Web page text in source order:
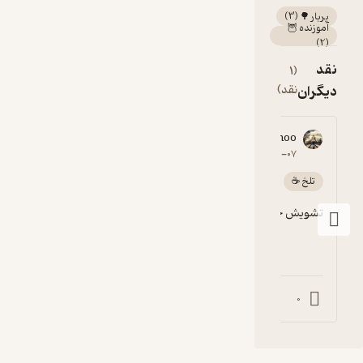
پربار 🌳(
3
)
آموزنده 🦉
نقد
دیگراننقد)
Amir Amoo
۱۴۰۵-۰۱-۰۷
تلخ ☕️
تشویش خودکشی
0